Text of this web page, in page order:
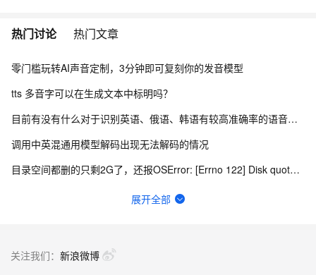
热门讨论 热门文章
零门槛玩转AI声音定制，3分钟即可复刻你的发音模型
tts 多音字可以在生成文本中标明吗？
目前有没有什么对于识别英语、俄语、韩语有较高准确率的语音模型
调用中英混通用模型解码出现无法解码的情况
目录空间都删的只剩2G了，还报OSError: [Errno 122] Disk quota exc
KeyError: 'asr-inference is not in the pipelines r
展开全部
关注我们： 新浪微博